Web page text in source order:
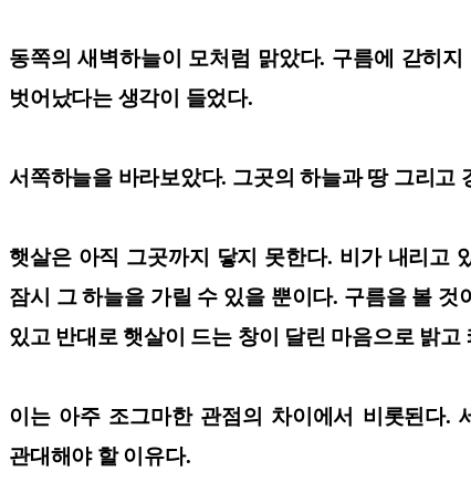
동쪽의 새벽하늘이 모처럼 맑았다. 구름에 갇히
벗어났다는 생각이 들었다.
서쪽하늘을 바라보았다. 그곳의 하늘과 땅 그리고
햇살은 아직 그곳까지 닿지 못한다. 비가 내리고
잠시 그 하늘을 가릴 수 있을 뿐이다. 구름을 볼
있고 반대로 햇살이 드는 창이 달린 마음으로 밝고
이는 아주 조그마한 관점의 차이에서 비롯된다.
관대해야 할 이유다.